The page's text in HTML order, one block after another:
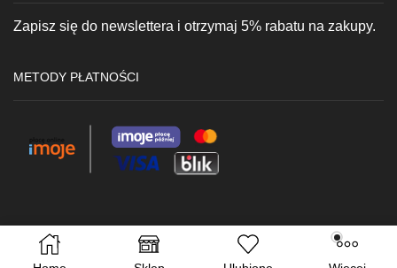
Zapisz się do newslettera i otrzymaj 5% rabatu na zakupy.
METODY PŁATNOŚCI
reveliss.pl Ⓒ 2020 - 2022 | wszelkie prawa zastrzeżone | created